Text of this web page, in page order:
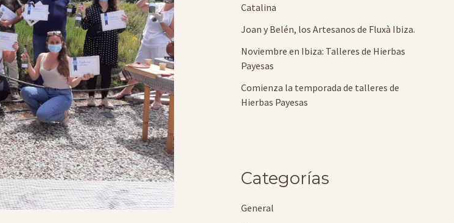
Catalina
Joan y Belén, los Artesanos de Fluxà Ibiza.
Noviembre en Ibiza: Talleres de Hierbas
Payesas
Comienza la temporada de talleres de
Hierbas Payesas
Categorías
General